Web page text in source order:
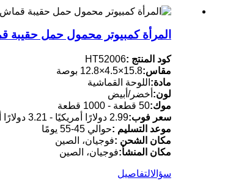
المرأة كمبيوتر محمول حمل
كود المنتج :HT52006
مقاس:15.8×4.5×12.8 بوصة
مادة: اللوحة القماشية
لون: أخضر/أبيض
موك:50 قطعة - 1000 قطعة
سعر فوب:2.99 دولارًا أمريكيًا - 3.21 دولارًا أمريكيًا
موعد التسليم :حوالي 45-55 يومًا
مكان الشحن :فوجيان، الصين
مكان المنشأ:فوجيان، الصين
سؤالالتفاصيل